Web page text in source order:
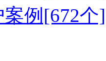
例[672个]